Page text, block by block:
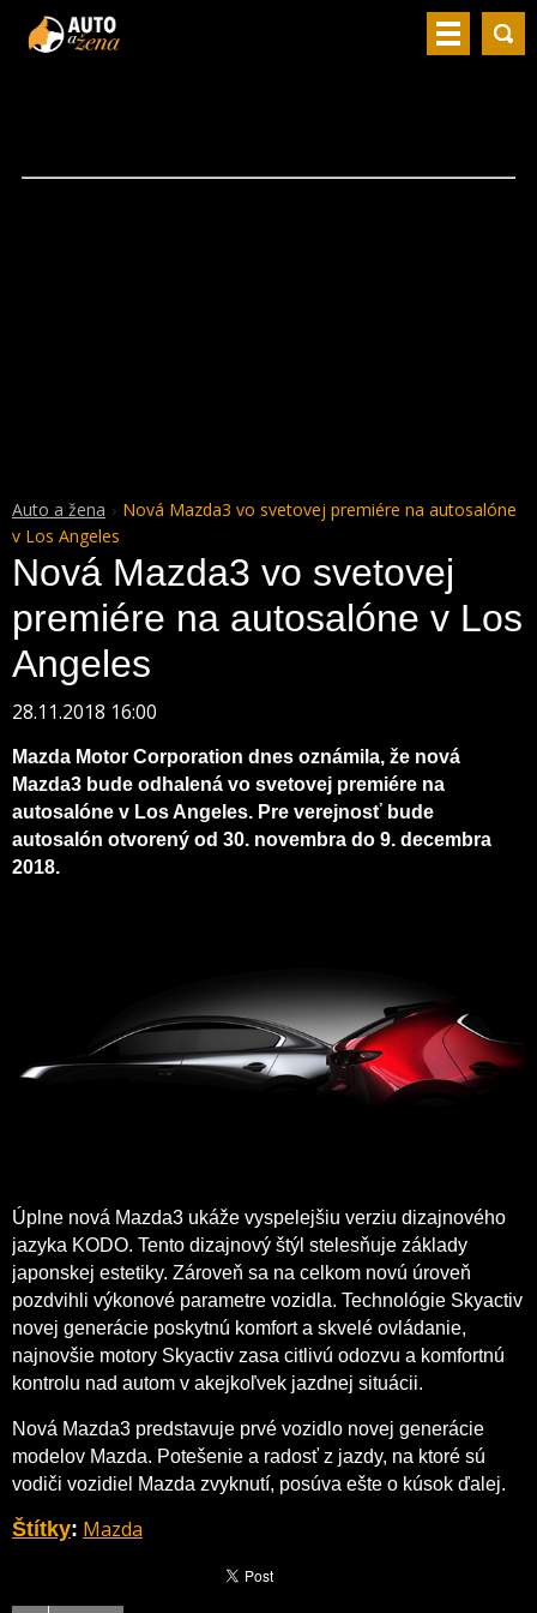
Auto a žena
Nová Mazda3 vo svetovej premiére na autosalóne
v Los Angeles
Nová Mazda3 vo svetovej
premiére na autosalóne v Los
Angeles
28.11.2018 16:00
Mazda Motor Corporation dnes oznámila, že nová
Mazda3 bude odhalená vo svetovej premiére na
autosalóne v Los Angeles. Pre verejnosť bude
autosalón otvorený od 30. novembra do 9. decembra
2018.
Úplne nová Mazda3 ukáže vyspelejšiu verziu dizajnového
jazyka KODO. Tento dizajnový štýl stelesňuje základy
japonskej estetiky. Zároveň sa na celkom novú úroveň
pozdvihli výkonové parametre vozidla. Technológie Skyactiv
novej generácie poskytnú komfort a skvelé ovládanie,
najnovšie motory Skyactiv zasa citlivú odozvu a komfortnú
kontrolu nad autom v akejkoľvek jazdnej situácii.
Nová Mazda3 predstavuje prvé vozidlo novej generácie
modelov Mazda. Potešenie a radosť z jazdy, na ktoré sú
vodiči vozidiel Mazda zvyknutí, posúva ešte o kúsok ďalej.
Štítky: Mazda